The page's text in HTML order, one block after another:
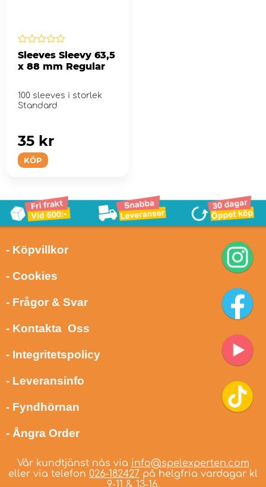
Sleeves Sleevy 63,5
x 88 mm Regular
100 sleeves i storlek
Standard
KÖP
35 kr
- Köpvillkor
- Cookies
- Frågor & Svar
- Kontakta Oss
- Integritetspolicy
- Leveransinfo
- Fyndhörnan
- Ångra Order
Vår kundtjänst nås via info@spelexperten.com
eller via telefon 026-182427 på helgfria vardagar kl
9-11 & 13-16.